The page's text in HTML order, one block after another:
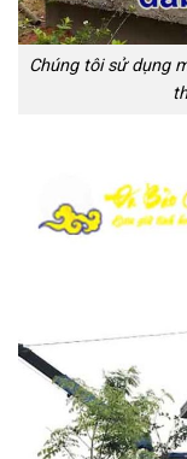
Chúng tôi sử dụng